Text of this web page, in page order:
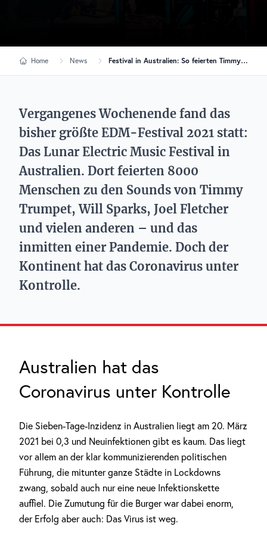
Home News Festival in Australien: So feierten Timmy Trumpet & Co. trotz Corona
Vergangenes Wochenende fand das
bisher größte EDM-Festival 2021 statt:
Das Lunar Electric Music Festival in
Australien. Dort feierten 8000
Menschen zu den Sounds von Timmy
Trumpet, Will Sparks, Joel Fletcher
und vielen anderen – und das
inmitten einer Pandemie. Doch der
Kontinent hat das Coronavirus unter
Kontrolle.
Australien hat das
Coronavirus unter Kontrolle
Die Sieben-Tage-Inzidenz in Australien liegt am 20. März
2021 bei 0,3 und Neuinfektionen gibt es kaum. Das liegt
vor allem an der klar kommunizierenden politischen
Führung, die mitunter ganze Städte in Lockdowns
zwang, sobald auch nur eine neue Infektionskette
auffiel. Die Zumutung für die Burger war dabei enorm,
der Erfolg aber auch: Das Virus ist weg.